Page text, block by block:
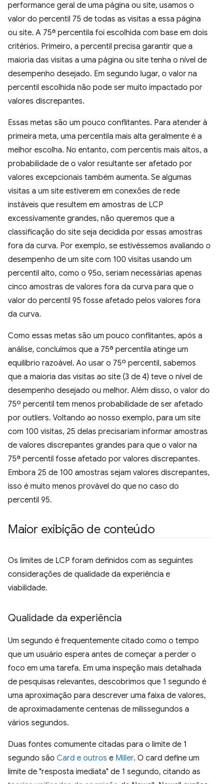
performance geral de uma página ou site, usamos o
valor do percentil 75 de todas as visitas a essa página
ou site. A 75ª percentila foi escolhida com base em dois
critérios. Primeiro, a percentil precisa garantir que a
maioria das visitas a uma página ou site tenha o nível de
desempenho desejado. Em segundo lugar, o valor na
percentil escolhida não pode ser muito impactado por
valores discrepantes.
Essas metas são um pouco conflitantes. Para atender à
primeira meta, uma percentila mais alta geralmente é a
melhor escolha. No entanto, com percentis mais altos, a
probabilidade de o valor resultante ser afetado por
valores excepcionais também aumenta. Se algumas
visitas a um site estiverem em conexões de rede
instáveis que resultem em amostras de LCP
excessivamente grandes, não queremos que a
classificação do site seja decidida por essas amostras
fora da curva. Por exemplo, se estivéssemos avaliando o
desempenho de um site com 100 visitas usando um
percentil alto, como o 95o, seriam necessárias apenas
cinco amostras de valores fora da curva para que o
valor do percentil 95 fosse afetado pelos valores fora
da curva.
Como essas metas são um pouco conflitantes, após a
análise, concluímos que a 75ª percentila atinge um
equilíbrio razoável. Ao usar o 75º percentil, sabemos
que a maioria das visitas ao site (3 de 4) teve o nível de
desempenho desejado ou melhor. Além disso, o valor do
75º percentil tem menos probabilidade de ser afetado
por outliers. Voltando ao nosso exemplo, para um site
com 100 visitas, 25 delas precisariam informar amostras
de valores discrepantes grandes para que o valor na
75ª percentil fosse afetado por valores discrepantes.
Embora 25 de 100 amostras sejam valores discrepantes,
isso é muito menos provável do que no caso do
percentil 95.
Maior exibição de conteúdo
Os limites de LCP foram definidos com as seguintes
considerações de qualidade da experiência e
viabilidade.
Qualidade da experiência
Um segundo é frequentemente citado como o tempo
que um usuário espera antes de começar a perder o
foco em uma tarefa. Em uma inspeção mais detalhada
de pesquisas relevantes, descobrimos que 1 segundo é
uma aproximação para descrever uma faixa de valores,
de aproximadamente centenas de milissegundos a
vários segundos.
Duas fontes comumente citadas para o limite de 1
segundo são Card e outros e Miller. O card define um
limite de "resposta imediata" de 1 segundo, citando as